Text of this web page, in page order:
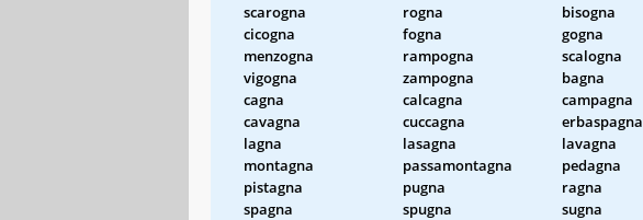
scarogna rogna bisogna
cicogna
fogna gogna
menzogna
rampogna scalogna
vigogna
zampogna bagna
cagna
calcagna campagna
cavagna
cuccagna erbaspagna
lagna
lasagna lavagna
montagna
passamontagna pedagna
pistagna
pugna ragna
spagna
spugna sugna